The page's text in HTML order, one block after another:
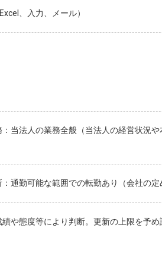
、入力、メール）
当法人の業務全般（当法人の経営状況
通勤可能な範囲での転勤あり（会社の定
や態度等により判断。更新の上限を予